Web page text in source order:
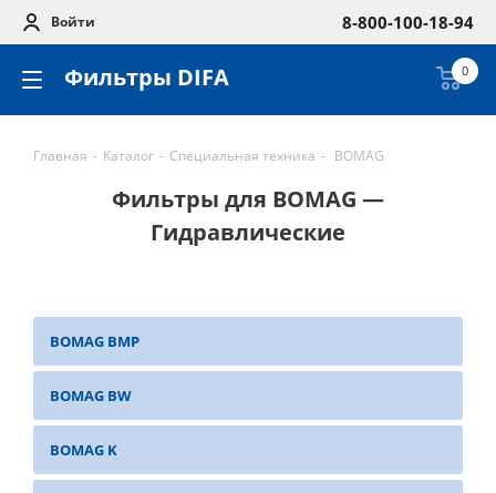
Войти 8-800-100-18-94
Фильтры DIFA 0
Главная - Каталог - Специальная техника - BOMAG
Фильтры для BOMAG —
Гидравлические
BOMAG BMP
BOMAG BW
BOMAG K